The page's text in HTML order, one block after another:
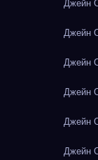
Джейн
Джейн
Джейн
Джейн
Джейн
Джейн